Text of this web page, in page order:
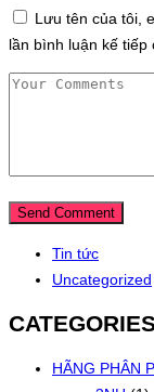
Lưu tên của tôi,
lần bình luận kế tiếp
Tin tức
Uncategorized
HÃNG PHÂN